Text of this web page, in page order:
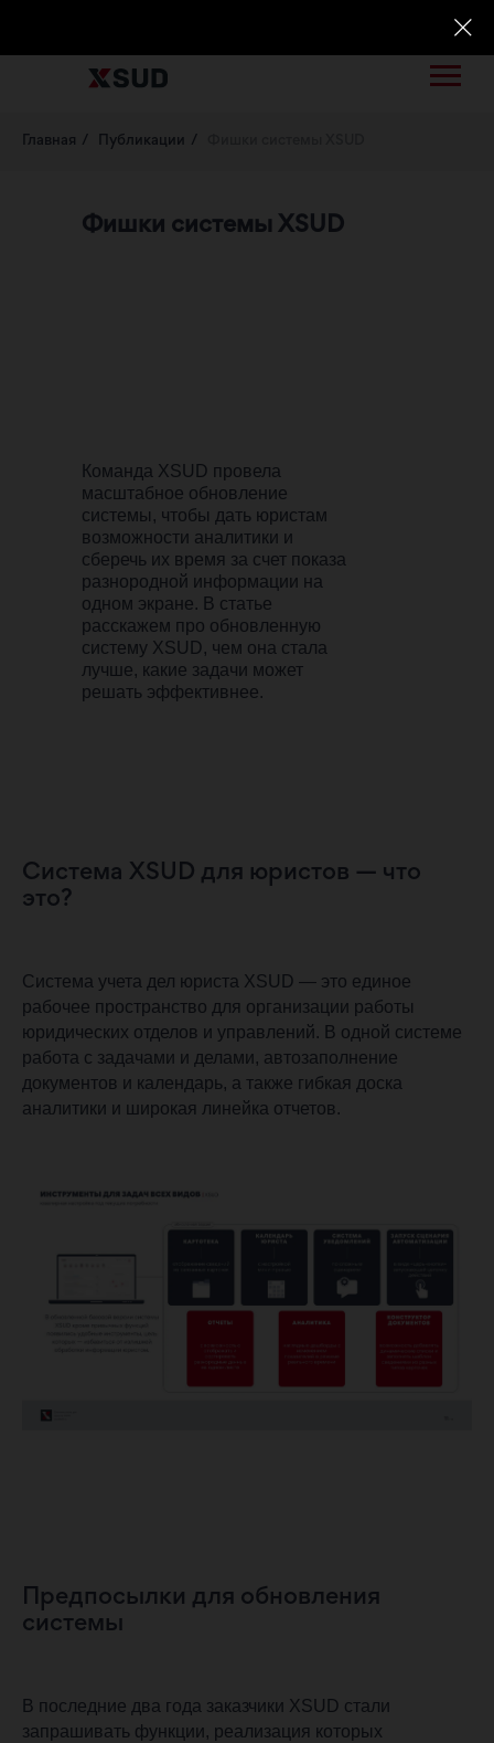
Вход и регистрация
Главная / Публикации /
Фишки системы XSUD
Команда XSUD провела
масштабное обновление
системы, чтобы дать юристам
возможности аналитики и
сберечь их время за счет показа
разнородной информации на
одном экране. В статье
расскажем про обновленную
систему XSUD, чем она стала
лучше, какие задачи может
решать эффективнее.
Система XSUD для юристов — что
это?
Система учета дел юриста XSUD — это единое
рабочее пространство для организации работы
юридических отделов и управлений. В одной системе
работа с задачами и делами, автозаполнение
документов и календарь, а также гибкая доска
аналитики и широкая линейка отчетов.
Предпосылки для обновления
системы
В последние два года заказчики XSUD стали
запрашивать функции, реализация которых